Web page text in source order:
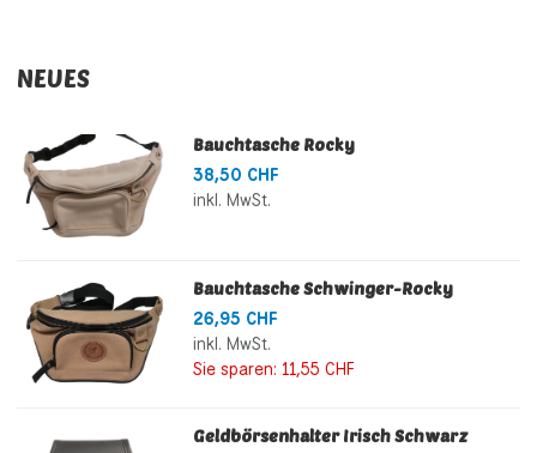
NEUES
Bauchtasche Rocky
38,50 CHF
inkl. MwSt.
Bauchtasche Schwinger-Rocky
26,95 CHF
inkl. MwSt.
Sie sparen: 11,55 CHF
Geldbörsenhalter Irisch Schwarz